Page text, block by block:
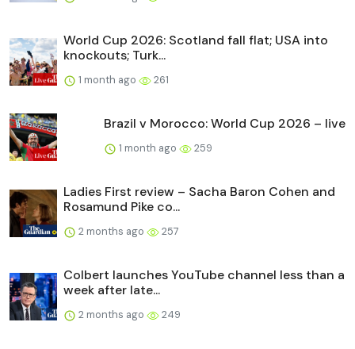
World Cup 2026: Scotland fall flat; USA into
knockouts; Turk...
1 month ago 261
Brazil v Morocco: World Cup 2026 – live
1 month ago 259
Ladies First review – Sacha Baron Cohen and
Rosamund Pike co...
2 months ago 257
Colbert launches YouTube channel less than a
week after late...
2 months ago 249